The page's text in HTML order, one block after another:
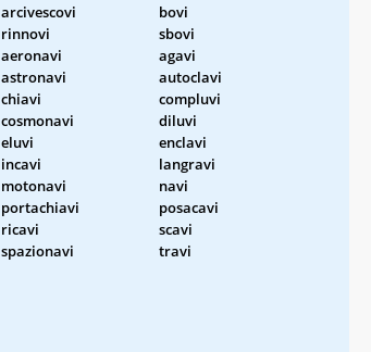
arcivescovi
bovi
rinnovi
sbovi
aeronavi
agavi
astronavi
autoclavi
chiavi
compluvi
cosmonavi
diluvi
eluvi
enclavi
incavi
langravi
motonavi
navi
portachiavi
posacavi
ricavi
scavi
spazionavi
travi